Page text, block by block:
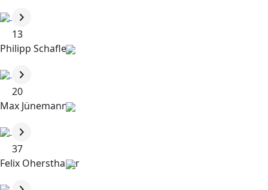
13
Philipp Schafler
20
Max Jünemann
37
Felix Ohersthaller